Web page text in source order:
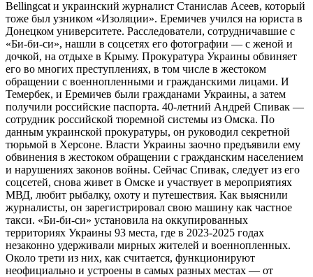
Bellingcat и украинский журналист Станислав Асеев, который
тоже был узником «Изоляции». Еремичев учился на юриста в
Донецком университете. Расследователи, сотрудничавшие с
«Би-би-си», нашли в соцсетях его фотографии — с женой и
дочкой, на отдыхе в Крыму. Прокуратура Украины обвиняет
его во многих преступлениях, в том числе в жестоком
обращении с военнопленными и гражданскими лицами. И
Темербек, и Еремичев были гражданами Украины, а затем
получили российские паспорта. 40-летний Андрей Спивак —
сотрудник российской тюремной системы из Омска. По
данным украинской прокуратуры, он руководил секретной
тюрьмой в Херсоне. Власти Украины заочно предъявили ему
обвинения в жестоком обращении с гражданским населением
и нарушениях законов войны. Сейчас Спивак, следует из его
соцсетей, снова живет в Омске и участвует в мероприятиях
МВД, любит рыбалку, охоту и путешествия. Как выяснили
журналисты, он зарегистрировал свою машину как частное
такси. «Би-би-си» установила на оккупированных
территориях Украины 93 места, где в 2023-2025 годах
незаконно удерживали мирных жителей и военнопленных.
Около трети из них, как считается, функционируют
неофициально и устроены в самых разных местах — от